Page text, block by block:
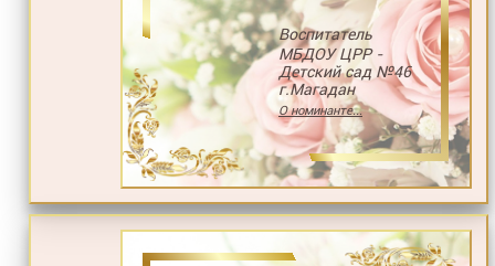
Воспитатель
МБДОУ ЦРР -
Детский сад №46
г.Магадан
О номинанте...